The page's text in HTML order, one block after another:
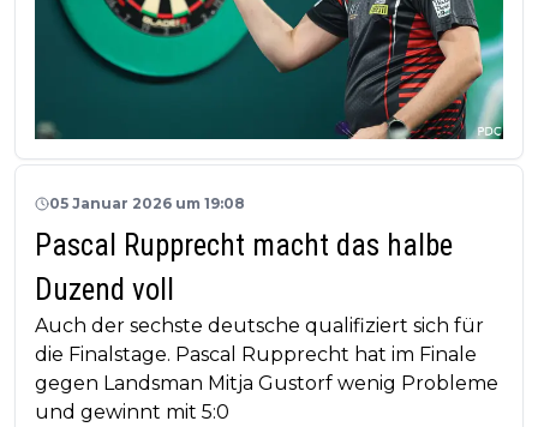
05 Januar 2026 um 19:08
Pascal Rupprecht macht das halbe
Duzend voll
Auch der sechste deutsche qualifiziert sich für
die Finalstage. Pascal Rupprecht hat im Finale
gegen Landsman Mitja Gustorf wenig Probleme
und gewinnt mit 5:0